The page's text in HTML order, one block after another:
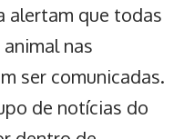
alertam que todas
nas
ser comunicadas.
de notícias do